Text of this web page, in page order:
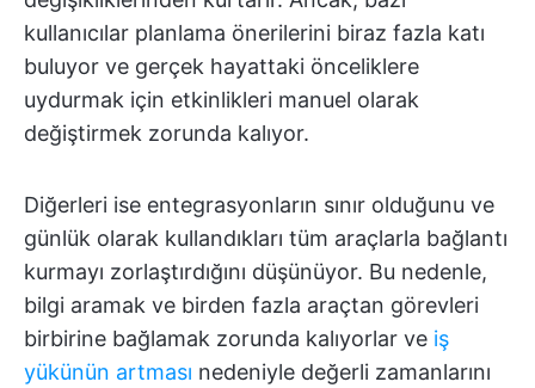
kullanıcılar planlama önerilerini biraz fazla katı
buluyor ve gerçek hayattaki önceliklere
uydurmak için etkinlikleri manuel olarak
değiştirmek zorunda kalıyor.
Diğerleri ise entegrasyonların sınır olduğunu ve
günlük olarak kullandıkları tüm araçlarla bağlantı
kurmayı zorlaştırdığını düşünüyor. Bu nedenle,
bilgi aramak ve birden fazla araçtan görevleri
birbirine bağlamak zorunda kalıyorlar ve iş
yükünün artması nedeniyle değerli zamanlarını